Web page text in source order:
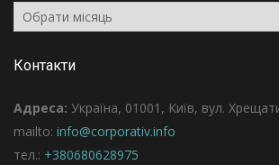
Архіви
Контакти
Адреса: Україна, 01001, Київ, вул.
mailto: info@corporativ.info
тел.: +380680628975